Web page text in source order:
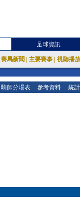
足球資訊
賽馬新聞 主要賽事 視聽播
騎師分場表 參考資料 統